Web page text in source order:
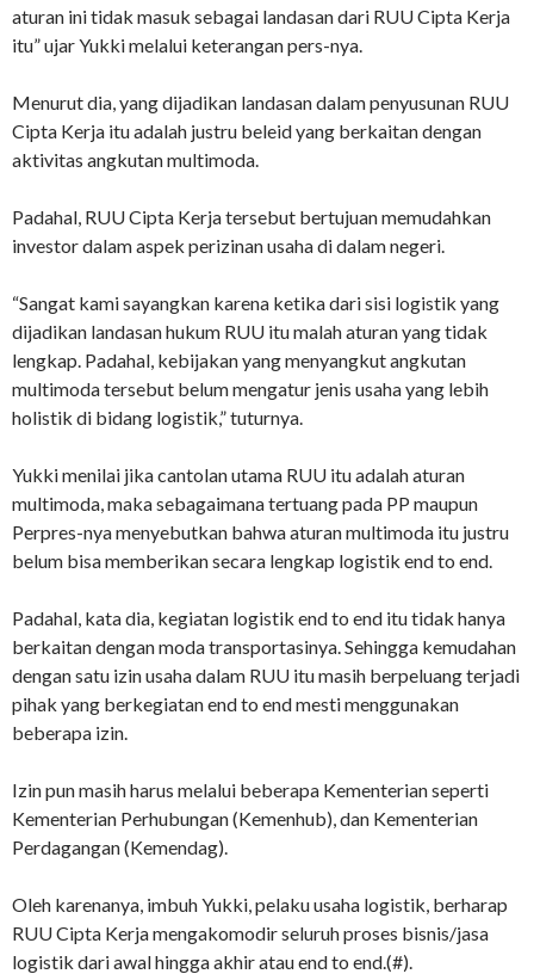
aturan ini tidak masuk sebagai landasan dari RUU Cipta Kerja
itu” ujar Yukki melalui keterangan pers-nya.
Menurut dia, yang dijadikan landasan dalam penyusunan RUU
Cipta Kerja itu adalah justru beleid yang berkaitan dengan
aktivitas angkutan multimoda.
Padahal, RUU Cipta Kerja tersebut bertujuan memudahkan
investor dalam aspek perizinan usaha di dalam negeri.
“Sangat kami sayangkan karena ketika dari sisi logistik yang
dijadikan landasan hukum RUU itu malah aturan yang tidak
lengkap. Padahal, kebijakan yang menyangkut angkutan
multimoda tersebut belum mengatur jenis usaha yang lebih
holistik di bidang logistik,” tuturnya.
Yukki menilai jika cantolan utama RUU itu adalah aturan
multimoda, maka sebagaimana tertuang pada PP maupun
Perpres-nya menyebutkan bahwa aturan multimoda itu justru
belum bisa memberikan secara lengkap logistik end to end.
Padahal, kata dia, kegiatan logistik end to end itu tidak hanya
berkaitan dengan moda transportasinya. Sehingga kemudahan
dengan satu izin usaha dalam RUU itu masih berpeluang terjadi
pihak yang berkegiatan end to end mesti menggunakan
beberapa izin.
Izin pun masih harus melalui beberapa Kementerian seperti
Kementerian Perhubungan (Kemenhub), dan Kementerian
Perdagangan (Kemendag).
Oleh karenanya, imbuh Yukki, pelaku usaha logistik, berharap
RUU Cipta Kerja mengakomodir seluruh proses bisnis/jasa
logistik dari awal hingga akhir atau end to end.(#).